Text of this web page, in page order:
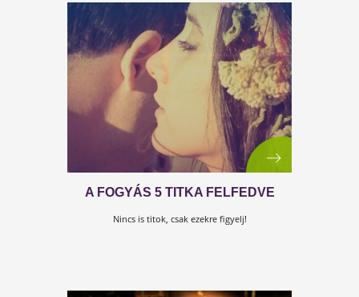
A FEHÉRJÉK ÚJ NÉZŐPONTBÓL
Növényi? Állati? Egyre nagyobb a vita. Most rendet
teszünk!